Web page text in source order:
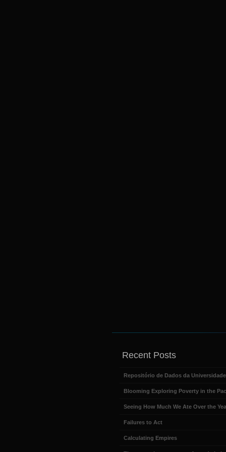
Recent Posts
Repositório de Dados da
Blooming Exploring Poverty in the
Seeing How Much We Ate Over the
Failures to Act
Calculating Empires